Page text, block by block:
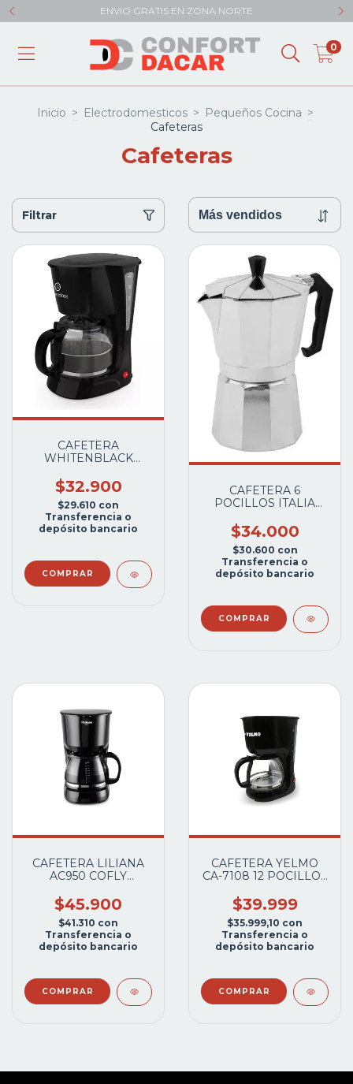
ENVIO GRATIS EN ZONA NORTE
0
Inicio > Electrodomesticos > Pequeños Cocina >
Cafeteras
Cafeteras
Filtrar
CAFETERA
WHITENBLACK
1.5L 800W.
$32.900
$29.610 con
Transferencia o
depósito bancario
CAFETERA 6
POCILLOS ITALIA
HORNALLA
$34.000
$30.600 con
Transferencia o
depósito bancario
CAFETERA LILIANA
AC950 COFLY
$45.900
$41.310 con
Transferencia o
depósito bancario
CAFETERA YELMO
CA-7108 12 POCILLOS
$39.999
$35.999,10 con
Transferencia o
depósito bancario